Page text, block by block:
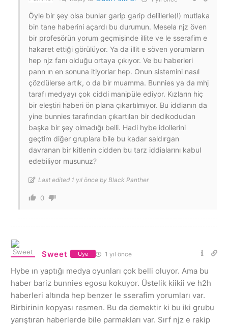
Öyle bir şey olsa bunlar garip garip delillerle(!) mutlaka
bin tane haberini açardı bu durumun. Mesela njz öven
bir profesörün yorum geçmişinde illite ve le sserafim e
hakaret ettiği görülüyor. Ya da illit e söven yorumların
hep njz fanı olduğu ortaya çıkıyor. Ve bu haberleri
pann ın en sonuna itiyorlar hep. Onun sistemini nasıl
çözdülerse artık, o da bir muamma. Bunnies ya da mhj
tarafı medyayı çok ciddi manipüle ediyor. Kızların hiç
bir eleştiri haberi ön plana çıkartılmıyor. Bu iddianın da
yine bunnies tarafından çıkartılan bir dedikodudan
başka bir şey olmadığı belli. Hadi hybe idollerini
geçtim diğer gruplara bile bu kadar saldırgan
davranan bir kitlenin cidden bu tarz iddialarını kabul
edebiliyor musunuz?
Last edited 1 yıl önce by Black Panther
0
Sweet Üye 1 yıl önce
Hybe ın yaptığı medya oyunları çok belli oluyor. Ama bu
haber bariz bunnies egosu kokuyor. Üstelik kiikii ve h2h
haberleri altında hep benzer le sserafim yorumları var.
Birbirinin kopyası resmen. Bu da demektir ki bu iki grubu
yarıştıran haberlerde bile parmakları var. Sırf njz e rakip